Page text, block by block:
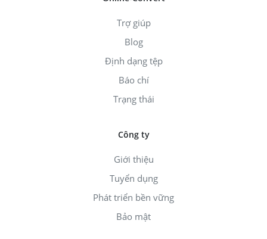
Trợ giúp
Blog
Định dạng tệp
Báo chí
Trạng thái
Công ty
Giới thiệu
Tuyển dụng
Phát triển bền vững
Bảo mật